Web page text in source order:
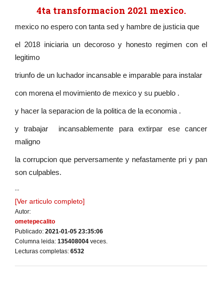
4ta transformacion 2021 mexico.
mexico no espero con tanta sed y hambre de justicia que
el 2018 iniciaria un decoroso y honesto regimen con el
legitimo
triunfo de un luchador incansable e imparable para instalar
con morena el movimiento de mexico y su pueblo .
y hacer la separacion de la politica de la economia .
y trabajar incansablemente para extirpar ese cancer
maligno
la corrupcion que perversamente y nefastamente pri y pan
son culpables.
...
[Ver articulo completo]
Autor:
ometepecalito
Publicado: 2021-01-05 23:35:06
Columna leida: 135408004 veces.
Lecturas completas: 6532